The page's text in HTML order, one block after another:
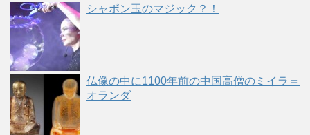
シャボン玉のマジック？！
仏像の中に1100年前の中国高僧のミイラ＝
オランダ